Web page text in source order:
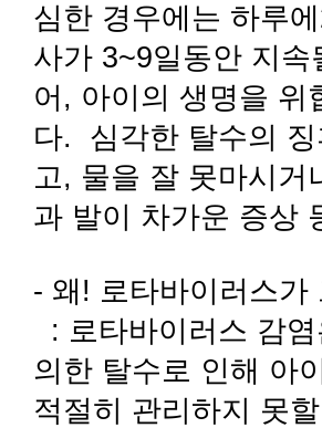
심한 경우에는 하루
사가 3~9일동안 지
어, 아이의 생명을 위
다. 심각한 탈수의
고, 물을 잘 못마시거
과 발이 차가운 증상
- 왜! 로타바이러스가
: 로타바이러스 감
의한 탈수로 인해 아
적절히 관리하지 못